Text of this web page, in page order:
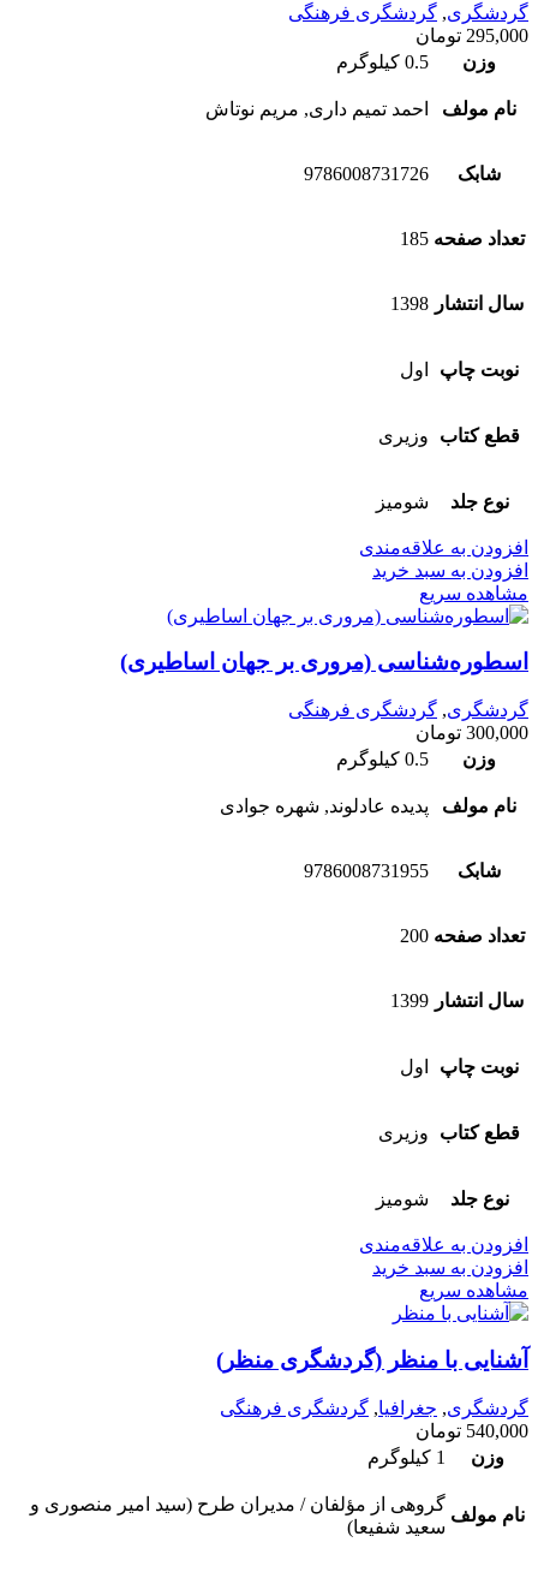
گردشگری, گردشگری فرهنگی
295,000 تومان
وزن
0.5 کیلوگرم
نام مولف احمد تمیم داری, مریم نوتاش
شابک 9786008731726
تعداد صفحه 185
سال انتشار 1398
نوبت چاپ اول
قطع کتاب وزیری
نوع جلد شومیز
افزودن به علاقه‌مندی
افزودن به سبد خرید
مشاهده سریع
اسطوره‌شناسی (مروری بر جهان اساطیری)
گردشگری, گردشگری فرهنگی
300,000 تومان
وزن
0.5 کیلوگرم
نام مولف پدیده عادلوند, شهره جوادی
شابک 9786008731955
تعداد صفحه 200
سال انتشار 1399
نوبت چاپ اول
قطع کتاب وزیری
نوع جلد شومیز
افزودن به علاقه‌مندی
افزودن به سبد خرید
مشاهده سریع
آشنایی با منظر (گردشگری منظر)
گردشگری, جغرافیا, گردشگری فرهنگی
540,000 تومان
وزن
1 کیلوگرم
نام مولف
گروهی از مؤلفان / مدیران طرح (سید امیر منصوری و
سعید شفیعا)